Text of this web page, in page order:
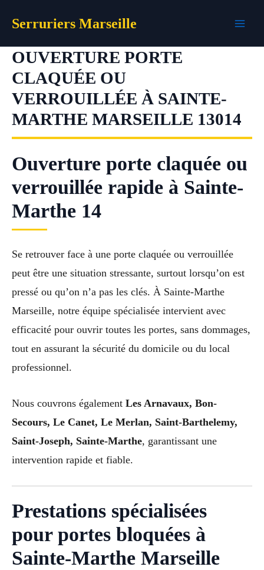
Serruriers Marseille
OUVERTURE PORTE
CLAQUÉE OU
VERROUILLÉE À SAINTE-
MARTHE MARSEILLE 13014
Ouverture porte claquée ou
verrouillée rapide à Sainte-
Marthe 14
Se retrouver face à une porte claquée ou verrouillée
peut être une situation stressante, surtout lorsqu’on est
pressé ou qu’on n’a pas les clés. À Sainte-Marthe
Marseille, notre équipe spécialisée intervient avec
efficacité pour ouvrir toutes les portes, sans dommages,
tout en assurant la sécurité du domicile ou du local
professionnel.
Nous couvrons également Les Arnavaux, Bon-
Secours, Le Canet, Le Merlan, Saint-Barthelemy,
Saint-Joseph, Sainte-Marthe, garantissant une
intervention rapide et fiable.
Prestations spécialisées
pour portes bloquées à
Sainte-Marthe Marseille